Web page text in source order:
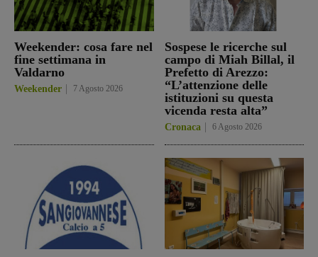
Weekender: cosa fare nel
fine settimana in
Valdarno
Weekender 7 Agosto 2026
Sospese le ricerche sul
campo di Miah Billal, il
Prefetto di Arezzo:
“L’attenzione delle
istituzioni su questa
vicenda resta alta”
Cronaca 6 Agosto 2026